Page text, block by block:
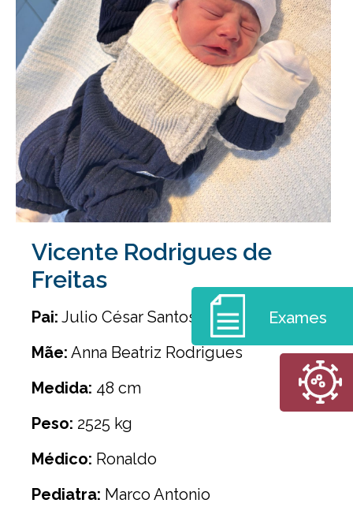
Vicente Rodrigues de
Freitas
Pai: Julio César Santos de Freitas
Mãe: Anna Beatriz Rodrigues
Medida: 48 cm
Peso: 2525 kg
Médico: Ronaldo
Pediatra: Marco Antonio
Exames